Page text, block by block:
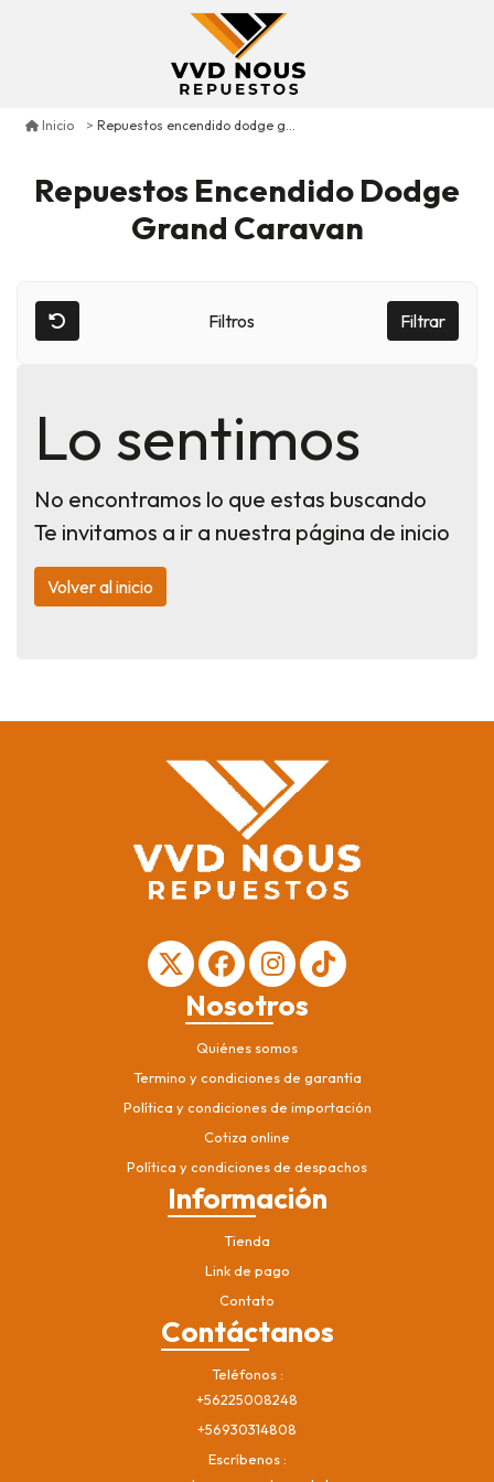
Inicio Repuestos encendido dodge grand caravan
Repuestos Encendido Dodge
Grand Caravan
Filtros Filtrar
Lo sentimos
No encontramos lo que estas buscando
Te invitamos a ir a nuestra página de inicio
Volver al inicio
Nosotros
Quiénes somos
Termino y condiciones de garantía
Política y condiciones de importación
Cotiza online
Política y condiciones de despachos
Información
Tienda
Link de pago
Contato
Contáctanos
Teléfonos
+56225008248
+56930314808
Escríbenos